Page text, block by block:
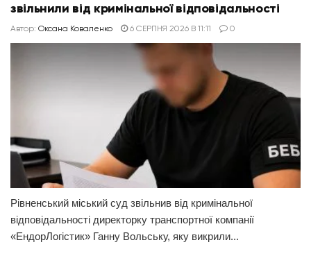
звільнили від кримінальної відповідальності
Автор: Оксана Коваленко 6 СЕРПНЯ 2026 В 11:11 0
Рівненський міський суд звільнив від кримінальної
відповідальності директорку транспортної компанії
«ЕндорЛогістик» Ганну Вольську, яку викрили...